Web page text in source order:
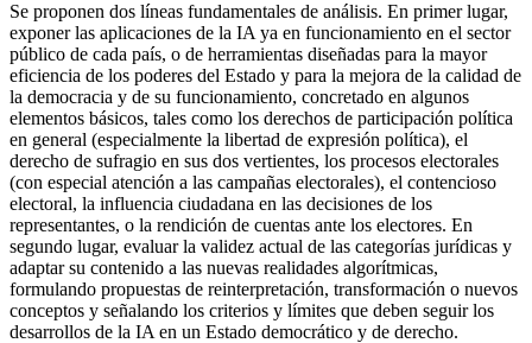
Se proponen dos líneas fundamentales de análisis. En primer lugar,
exponer las aplicaciones de la IA ya en funcionamiento en el sector
público de cada país, o de herramientas diseñadas para la mayor
eficiencia de los poderes del Estado y para la mejora de la calidad de
la democracia y de su funcionamiento, concretado en algunos
elementos básicos, tales como los derechos de participación política
en general (especialmente la libertad de expresión política), el
derecho de sufragio en sus dos vertientes, los procesos electorales
(con especial atención a las campañas electorales), el contencioso
electoral, la influencia ciudadana en las decisiones de los
representantes, o la rendición de cuentas ante los electores. En
segundo lugar, evaluar la validez actual de las categorías jurídicas y
adaptar su contenido a las nuevas realidades algorítmicas,
formulando propuestas de reinterpretación, transformación o nuevos
conceptos y señalando los criterios y límites que deben seguir los
desarrollos de la IA en un Estado democrático y de derecho.